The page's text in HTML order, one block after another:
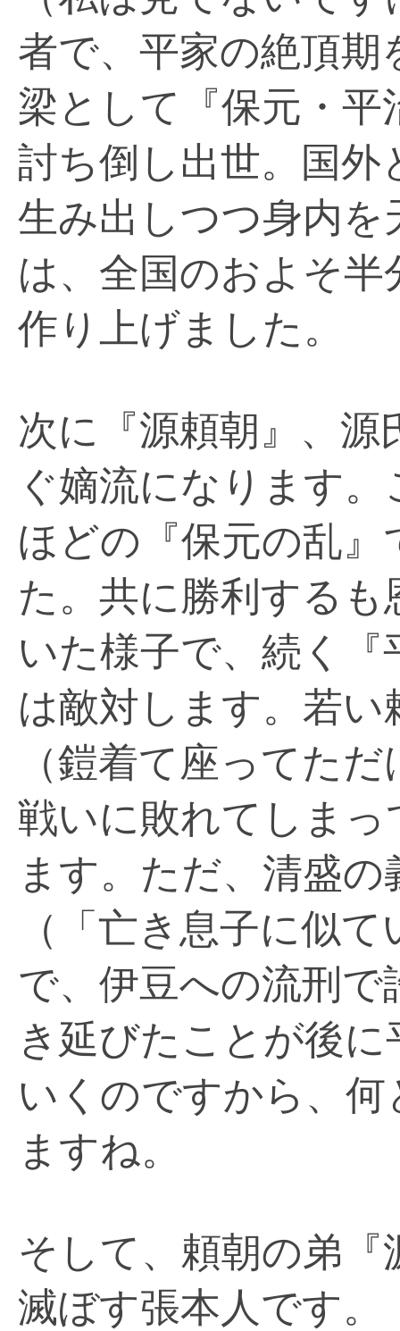
者で、平家の絶頂
梁として『保元・
討ち倒し出世。国外
生み出しつつ身内
は、全国のおよそ
作り上げました。
次に『源頼朝』、源
ぐ嫡流になります
ほどの『保元の乱
た。共に勝利する
いた様子で、続く
は敵対します。若
（鎧着て座ってた
戦いに敗れてしま
ます。ただ、清盛
（「亡き息子に似
で、伊豆への流刑
き延びたことが後
いくのですから、
ますね。
そして、頼朝の弟
滅ぼす張本人です。